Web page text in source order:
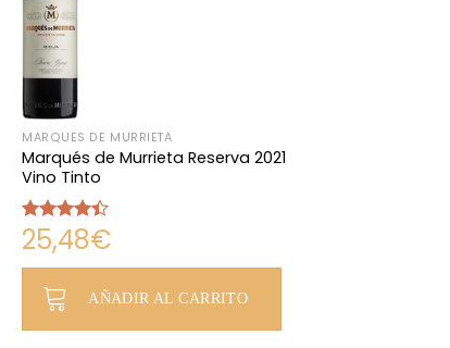
MARQUÉS DE MURRIETA
Marqués de Murrieta Reserva 2021
Vino Tinto
Valorado
con4.38
de 5
25,48€
AÑADIR AL CARRITO